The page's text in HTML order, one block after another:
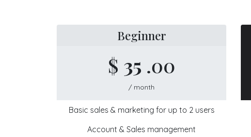
Beginner
$ 35 .00
/ month
Basic sales & marketing for up to 2 users
Account & Sales management